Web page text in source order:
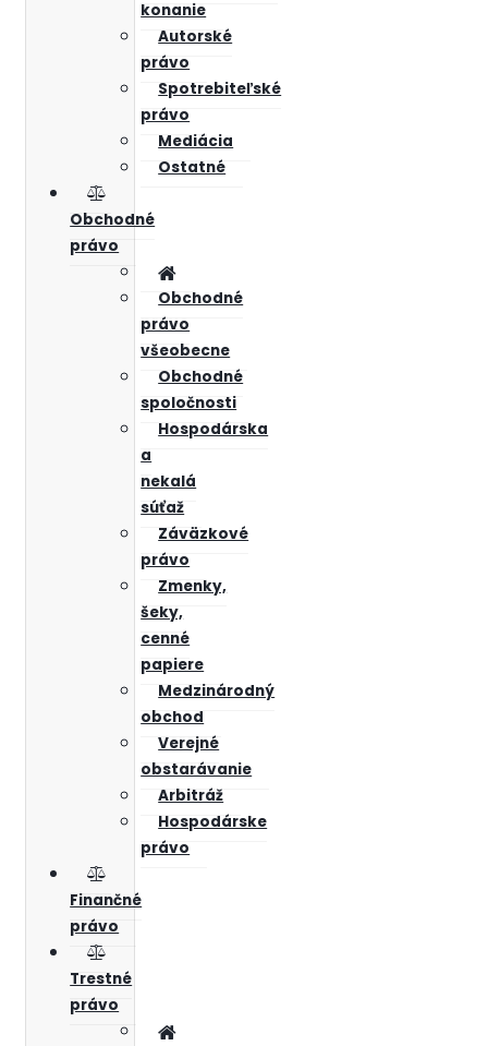
konanie
Autorské
právo
Spotrebiteľské
právo
Mediácia
Ostatné
Obchodné
právo
Obchodné
právo
všeobecne
Obchodné
spoločnosti
Hospodárska
a
nekalá
súťaž
Záväzkové
právo
Zmenky,
šeky,
cenné
papiere
Medzinárodný
obchod
Verejné
obstarávanie
Arbitráž
Hospodárske
právo
Finančné
právo
Trestné
právo